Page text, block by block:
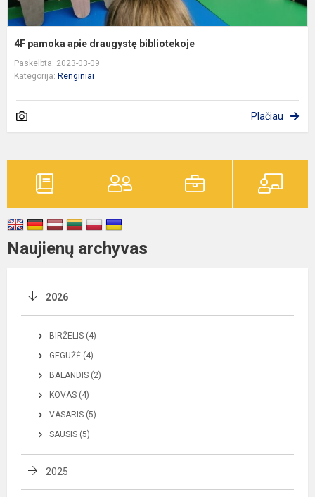
4F pamoka apie draugystę bibliotekoje
Paskelbta: 2023-03-09
Kategorija: Renginiai
Plačiau
Naujienų archyvas
2026
BIRŽELIS (4)
GEGUŽĖ (4)
BALANDIS (2)
KOVAS (4)
VASARIS (5)
SAUSIS (5)
2025